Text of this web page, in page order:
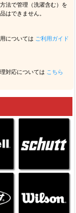
法で管理（洗濯含む）を
はできません。
については ご利用ガイド
対応については こちら